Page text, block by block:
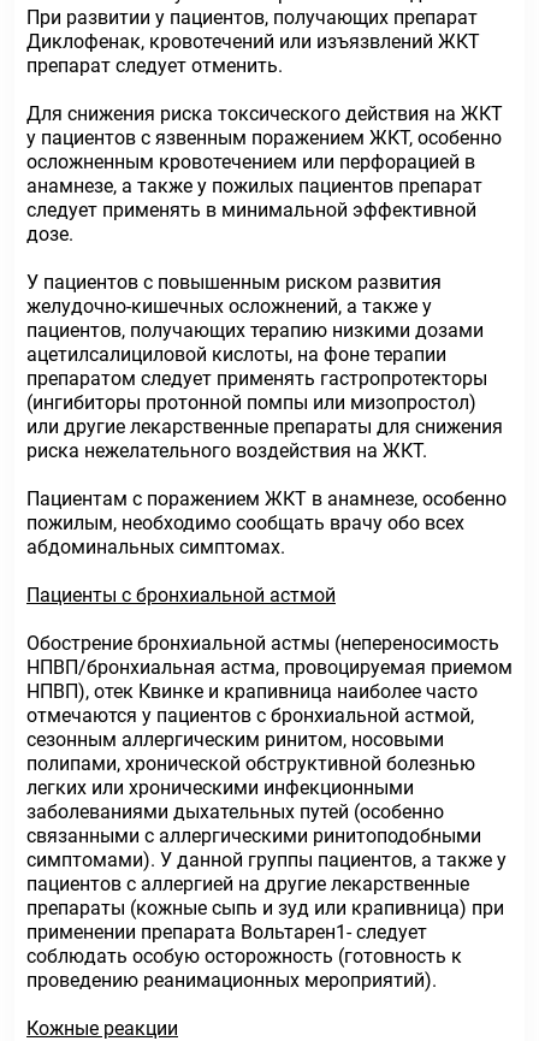
При развитии у пациентов, получающих препарат
Диклофенак, кровотечений или изъязвлений ЖКТ
препарат следует отменить.
Для снижения риска токсического действия на ЖКТ
у пациентов с язвенным поражением ЖКТ, особенно
осложненным кровотечением или перфорацией в
анамнезе, а также у пожилых пациентов препарат
следует применять в минимальной эффективной
дозе.
У пациентов с повышенным риском развития
желудочно-кишечных осложнений, а также у
пациентов, получающих терапию низкими дозами
ацетилсалициловой кислоты, на фоне терапии
препаратом следует применять гастропротекторы
(ингибиторы протонной помпы или мизопростол)
или другие лекарственные препараты для снижения
риска нежелательного воздействия на ЖКТ.
Пациентам с поражением ЖКТ в анамнезе, особенно
пожилым, необходимо сообщать врачу обо всех
абдоминальных симптомах.
Пациенты с бронхиальной астмой
Обострение бронхиальной астмы (непереносимость
НПВП/бронхиальная астма, провоцируемая приемом
НПВП), отек Квинке и крапивница наиболее часто
отмечаются у пациентов с бронхиальной астмой,
сезонным аллергическим ринитом, носовыми
полипами, хронической обструктивной болезнью
легких или хроническими инфекционными
заболеваниями дыхательных путей (особенно
связанными с аллергическими ринитоподобными
симптомами). У данной группы пациентов, а также у
пациентов с аллергией на другие лекарственные
препараты (кожные сыпь и зуд или крапивница) при
применении препарата Вольтарен1- следует
соблюдать особую осторожность (готовность к
проведению реанимационных мероприятий).
Кожные реакции